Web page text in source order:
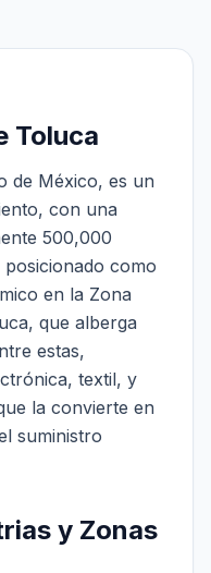
Toluca
de México, es un
con una
500,000
posicionado como
en la Zona
que alberga
estas,
textil, y
la convierte en
suministro
y Zonas